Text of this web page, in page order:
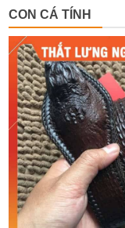
CON CÁ TÍNH